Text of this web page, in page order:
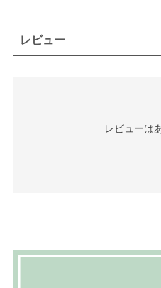
レビュー
レビューは